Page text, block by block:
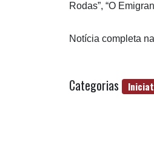
Rodas”, “O
Notícia completa
Categorias